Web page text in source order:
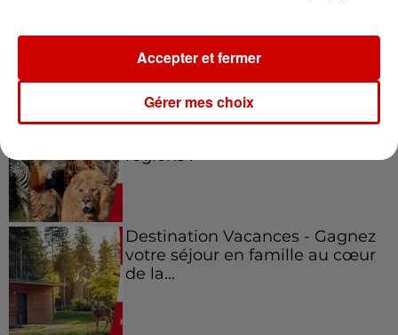
Le Duel - Gagnez vos entrées
Destination Vacances - Gagnez
votre séjour en famille au cœur
de la...
Gérer mes choix
Accepter et fermer